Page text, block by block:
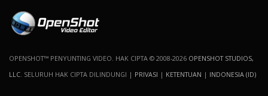
OPENSHOT™ PENYUNTING VIDEO. HAK CIPTA © 2008-2026 OPENSHOT STUDIOS,
LLC . SELURUH HAK CIPTA DILINDUNGI | PRIVASI | KETENTUAN | INDONESIA (ID)